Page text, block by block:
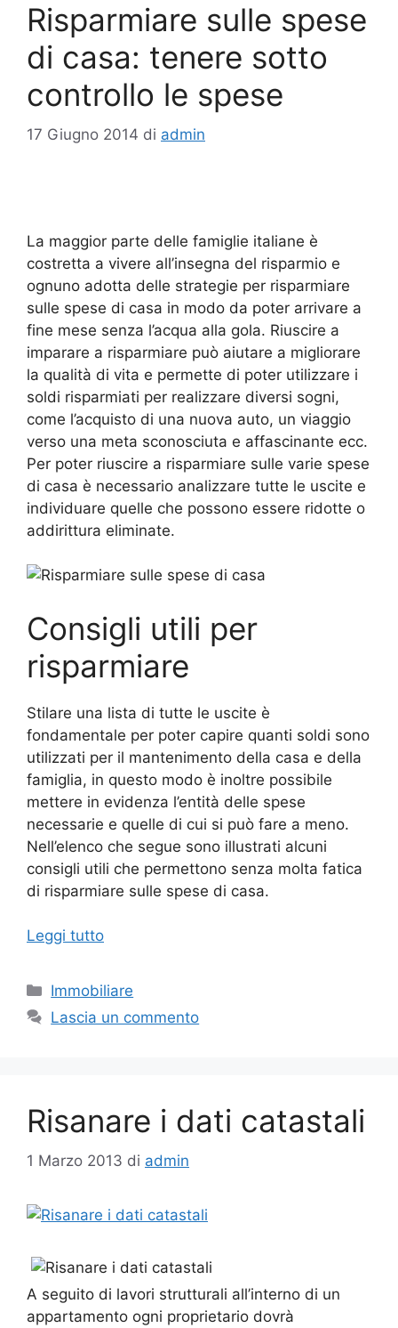
Risparmiare sulle spese
di casa: tenere sotto
controllo le spese
17 Giugno 2014 di admin
La maggior parte delle famiglie italiane è
costretta a vivere all’insegna del risparmio e
ognuno adotta delle strategie per risparmiare
sulle spese di casa in modo da poter arrivare a
fine mese senza l’acqua alla gola. Riuscire a
imparare a risparmiare può aiutare a migliorare
la qualità di vita e permette di poter utilizzare i
soldi risparmiati per realizzare diversi sogni,
come l’acquisto di una nuova auto, un viaggio
verso una meta sconosciuta e affascinante ecc.
Per poter riuscire a risparmiare sulle varie spese
di casa è necessario analizzare tutte le uscite e
individuare quelle che possono essere ridotte o
addirittura eliminate.
Consigli utili per
risparmiare
Stilare una lista di tutte le uscite è
fondamentale per poter capire quanti soldi sono
utilizzati per il mantenimento della casa e della
famiglia, in questo modo è inoltre possibile
mettere in evidenza l’entità delle spese
necessarie e quelle di cui si può fare a meno.
Nell’elenco che segue sono illustrati alcuni
consigli utili che permettono senza molta fatica
di risparmiare sulle spese di casa.
Leggi tutto
Categorie
Immobiliare
Lascia un commento
Risanare i dati catastali
1 Marzo 2013 di admin
A seguito di lavori strutturali all’interno di un
appartamento ogni proprietario dovrà